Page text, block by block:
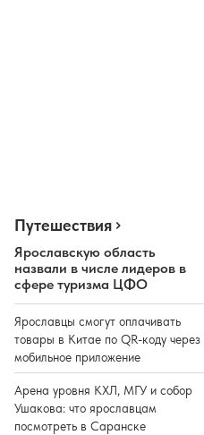
Путешествия
Ярославскую область
назвали в числе лидеров в
сфере туризма ЦФО
Ярославцы смогут оплачивать
товары в Китае по QR-коду через
мобильное приложение
Арена уровня КХЛ, МГУ и собор
Ушакова: что ярославцам
посмотреть в Саранске